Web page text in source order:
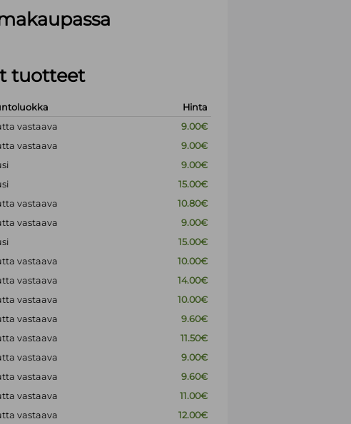
tuotteet
Hinta
vastaava
9.00€
vastaava
9.00€
9.00€
15.00€
vastaava
10.80€
vastaava
9.00€
15.00€
vastaava
10.00€
vastaava
14.00€
vastaava
10.00€
vastaava
9.60€
vastaava
11.50€
vastaava
9.00€
vastaava
9.60€
vastaava
11.00€
vastaava
12.00€